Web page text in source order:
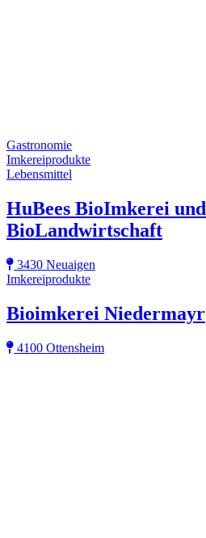
Gastronomie
Imkereiprodukte
Lebensmittel
HuBees BioImkerei und
BioLandwirtschaft
3430 Neuaigen
Imkereiprodukte
Bioimkerei Niedermayr
4100 Ottensheim